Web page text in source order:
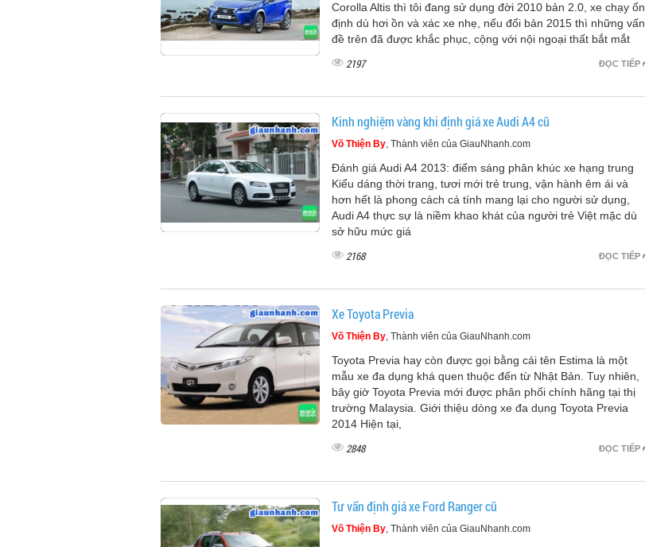
Corolla Altis thì tôi đang sử dụng đời 2010 bản 2.0, xe chạy ổn
định dù hơi ồn và xác xe nhẹ, nếu đổi bản 2015 thì những vấn
đề trên đã được khắc phục, cộng với nội ngoại thất bắt mắt
ĐỌC TIẾP
2197
Kinh nghiệm vàng khi định giá xe Audi A4 cũ
Võ Thiện By, Thành viên của GiauNhanh.com
Đánh giá Audi A4 2013: điểm sáng phân khúc xe hạng trung
Kiểu dáng thời trang, tươi mới trẻ trung, vận hành êm ái và
hơn hết là phong cách cá tính mang lại cho người sử dụng,
Audi A4 thực sự là niềm khao khát của người trẻ Việt mặc dù
sở hữu mức giá
ĐỌC TIẾP
2168
Xe Toyota Previa
Võ Thiện By, Thành viên của GiauNhanh.com
Toyota Previa hay còn được gọi bằng cái tên Estima là một
mẫu xe đa dụng khá quen thuộc đến từ Nhật Bản. Tuy nhiên,
bây giờ Toyota Previa mới được phân phối chính hãng tại thị
trường Malaysia. Giới thiệu dòng xe đa dụng Toyota Previa
2014 Hiện tại,
ĐỌC TIẾP
2848
Tư vấn định giá xe Ford Ranger cũ
Võ Thiện By, Thành viên của GiauNhanh.com